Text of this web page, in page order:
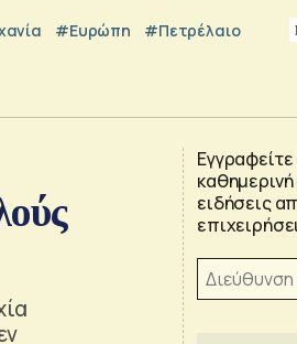
#Ευρώπη #Πετρέλαιο
ειδήσεις